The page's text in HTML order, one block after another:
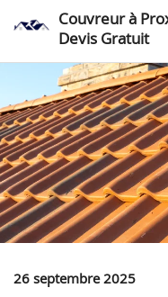
Couvreur à
Devis Gratuit
26 septembre 2025